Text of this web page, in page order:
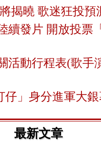
揭曉 歌迷狂投預
續發片 開放投票
活動行程表(歌手
仔」身分進軍大
最新文章